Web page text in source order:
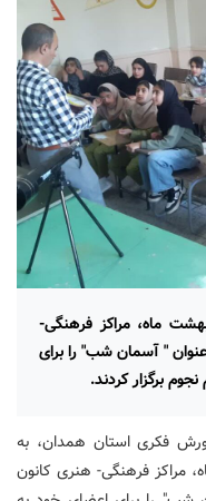
هفته نجوم، ۸ الی ۱۵ اردیبهشت ماه، مراکز فرهنگی-
" آسمان شب" را برای
برگزار کردند.
فکری استان همدان، به
۱۵ اردیبهشت ماه، مراکز فرهنگی- هنری کانون